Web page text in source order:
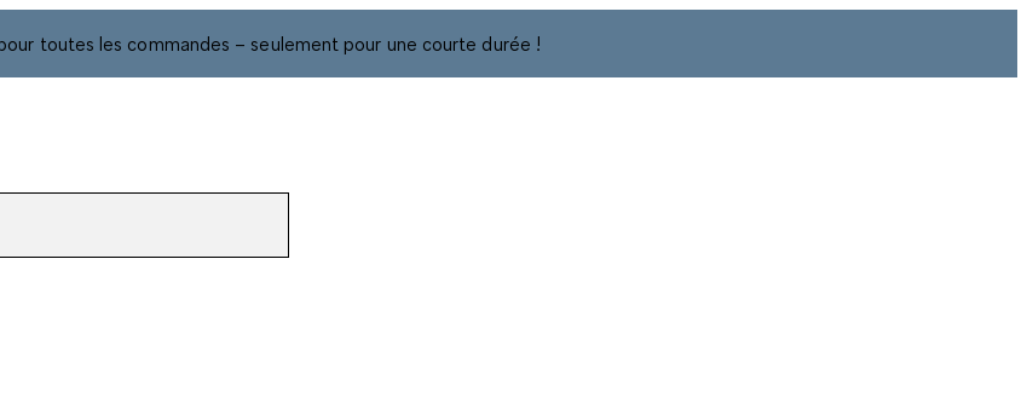
toutes les commandes – seulement pour une courte durée !